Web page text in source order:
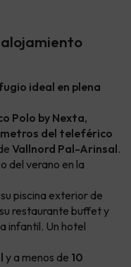
alojamiento
ideal en plena
Polo by Nexta,
del teleférico
Vallnord Pal-Arinsal.
del verano en la
piscina exterior de
restaurante buffet y
infantil. Un hotel
y a menos de 10